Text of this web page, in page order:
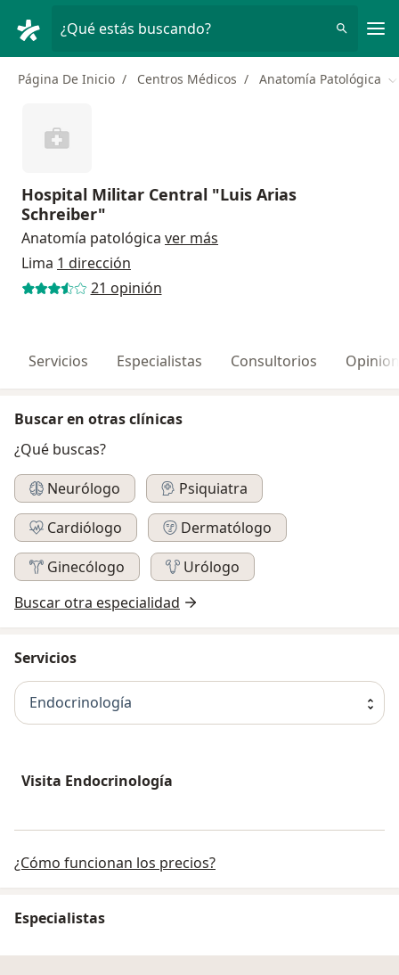
¿Qué estás buscando?
Página De Inicio Centros Médicos Anatomía Patológica
Hospital Militar Central "Luis Arias
Schreiber"
Anatomía patológica ver más
Lima 1 dirección
21 opinión
Servicios Especialistas Consultorios
Buscar en otras clínicas
¿Qué buscas?
Neurólogo
Psiquiatra
Cardiólogo
Dermatólogo
Ginecólogo
Urólogo
Buscar otra especialidad
Servicios
Endocrinología
Visita Endocrinología
¿Cómo funcionan los precios?
Especialistas